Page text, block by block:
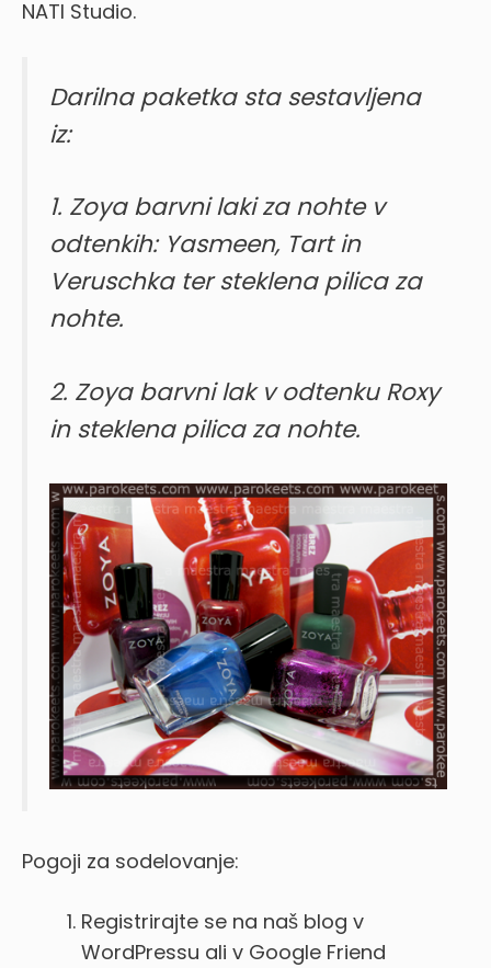
NATI Studio.
Darilna paketka sta sestavljena
iz:
1. Zoya barvni laki za nohte v
odtenkih: Yasmeen, Tart in
Veruschka ter steklena pilica za
nohte.
2. Zoya barvni lak v odtenku Roxy
in steklena pilica za nohte.
Pogoji za sodelovanje:
Registrirajte se na naš blog v
WordPressu ali v Google Friend